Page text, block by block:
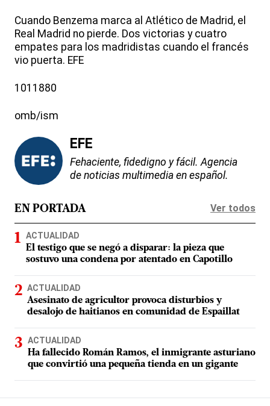
Cuando Benzema marca al Atlético de Madrid, el
Real Madrid no pierde. Dos victorias y cuatro
empates para los madridistas cuando el francés
vio puerta. EFE
1011880
omb/ism
EFE
Fehaciente, fidedigno y fácil. Agencia
de noticias multimedia en español.
EN PORTADA Ver todos
ACTUALIDAD
El testigo que se negó a disparar: la pieza que
sostuvo una condena por atentado en Capotillo
ACTUALIDAD
Asesinato de agricultor provoca disturbios y
desalojo de haitianos en comunidad de Espaillat
ACTUALIDAD
Ha fallecido Román Ramos, el inmigrante asturiano
que convirtió una pequeña tienda en un gigante